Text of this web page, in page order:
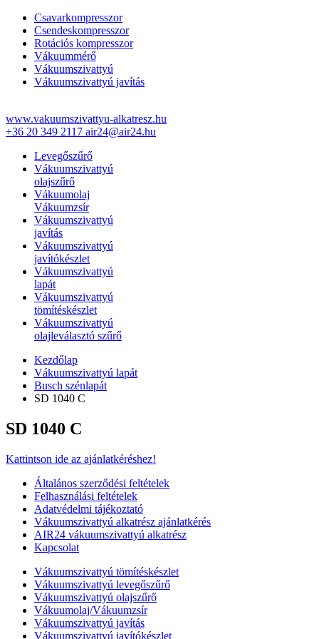
Csavarkompresszor
Csendeskompresszor
Rotációs kompresszor
Vákuummérő
Vákuumszivattyú
Vákuumszivattyú javítás
www.vakuumszivattyu-alkatresz.hu
+36 20 349 2117 air24@air24.hu
Levegőszűrő
Vákuumszivattyú
olajszűrő
Vákuumolaj
Vákuumzsír
Vákuumszivattyú
javítás
Vákuumszivattyú
javítókészlet
Vákuumszivattyú
lapát
Vákuumszivattyú
tömítéskészlet
Vákuumszivattyú
olajleválasztó szűrő
Kezdőlap
Vákuumszivattyú lapát
Busch szénlapát
SD 1040 C
SD 1040 C
Kattintson ide az ajánlatkéréshez!
Általános szerződési feltételek
Felhasználási feltételek
Adatvédelmi tájékoztató
Vákuumszivattyú alkatrész ajánlatkérés
AIR24 vákuumszivattyú alkatrész
Kapcsolat
Vákuumszivattyú tömítéskészlet
Vákuumszivattyú levegőszűrő
Vákuumszivattyú olajszűrő
Vákuumolaj/Vákuumzsír
Vákuumszivattyú javítás
Vákuumszivattyú javítókészlet